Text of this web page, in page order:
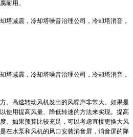
耐用。
塔减震，冷却塔噪音治理公司，冷却塔消音，
塔减震，冷却塔噪音治理公司，冷却塔消音，
。高速转动风机发出的风噪声非常大。如果是
使用提高风量、降低转速的方法来实现。提高
。如果预算比较充足，可以考虑直接更换大风
在水泵和风机的风口安装消音屏，消音屏的降